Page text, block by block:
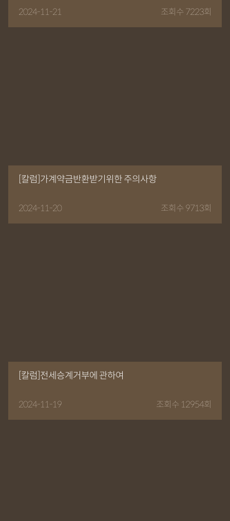
2024-11-21 조회수 7223회
[칼럼]가계약금반환받기위한 주의사항
2024-11-20 조회수 9713회
[칼럼]전세승계거부에 관하여
2024-11-19 조회수 12954회